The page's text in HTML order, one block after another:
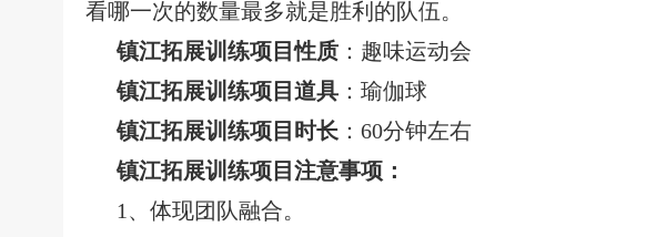
看哪一次的数量最多就是胜利的队伍。
镇江拓展训练项目性质 ：趣味运动会
镇江拓展训练项目道具 ： 瑜伽球
镇江拓展训练项目时长 ： 60分钟左右
镇江拓展训练项目注意事项：
1、 体现团队融合。